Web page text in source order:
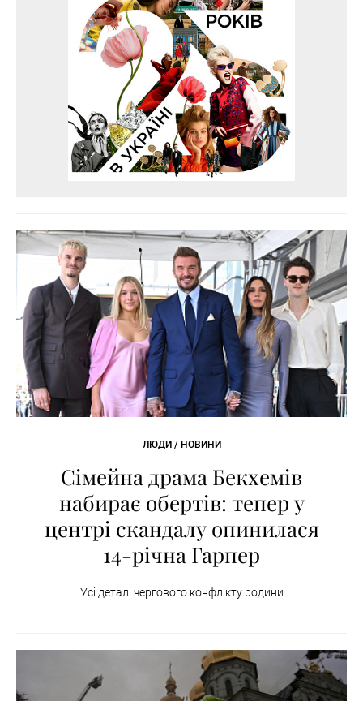
ЛЮДИ / НОВИНИ
Сімейна драма Бекхемів
набирає обертів: тепер у
центрі скандалу опинилася
14-річна Гарпер
Усі деталі чергового конфлікту родини